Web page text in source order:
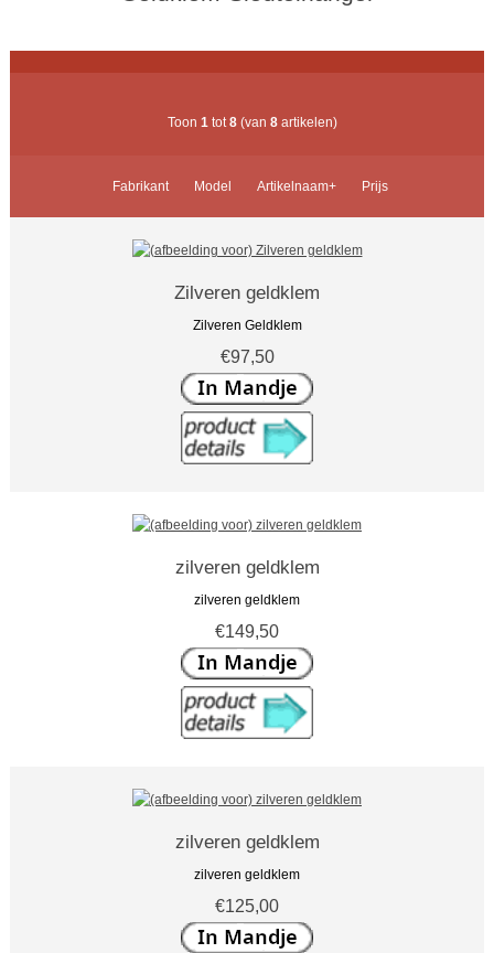
Toon 1 tot 8 (van 8 artikelen)
Fabrikant Model Artikelnaam+ Prijs
Zilveren geldklem
Zilveren Geldklem
€97,50
zilveren geldklem
zilveren geldklem
€149,50
zilveren geldklem
zilveren geldklem
€125,00